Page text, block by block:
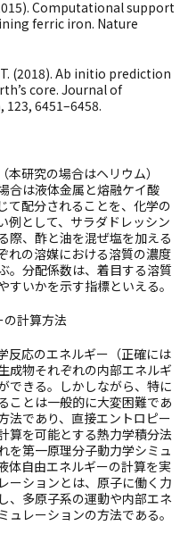
Computational support
ferric iron. Nature
(2018). Ab initio prediction
core. Journal of
6451–6458.
研究の場合はヘリウム）
合は液体金属と熔融ケイ酸
て配分されることを、化学の
例として、サラダドレッシン
際、酢と油を混ぜ塩を加える
れの溶媒における溶質の濃度
。分配係数は、着目する溶質
いかを示す指標といえる。
計算方法
反応のエネルギー（正確には
成物それぞれの内部エネルギ
できる。しかしながら、特に
ことは一般的に大変困難であ
法であり、直接エントロピー
算を可能とする熱力学積分法
を第一原理分子動力学シミュ
体自由エネルギーの計算を実
ーションとは、原子に働く力
、多原子系の運動や内部エネ
レーションの方法である。